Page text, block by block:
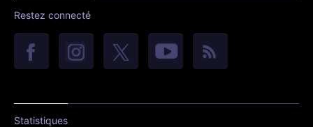
Restez connecté
Statistiques